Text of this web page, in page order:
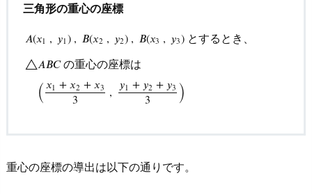
三角形の重心の座標
𝐴(𝑥1 , 𝑦1) , 𝐵(𝑥2 , 𝑦2) , 𝐵(𝑥3 , 𝑦3) とするとき、
△𝐴𝐵𝐶の重心の座標は
(𝑥1 + 𝑥2 +𝑥3
3 ,
𝑦1 + 𝑦2 + 𝑦3
3 )
A(x1,y1),B(x2,y2),B(
重心の座標の導出は以下の通りです。